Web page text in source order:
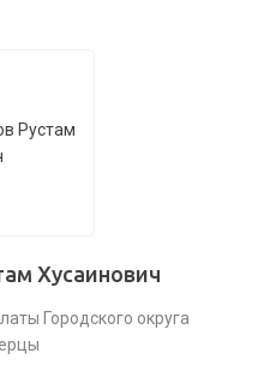
Хусаинович
Городского округа